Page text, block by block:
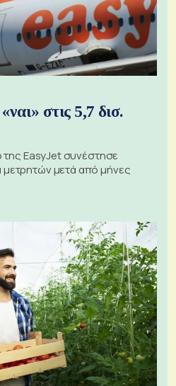
στις 5,7 δισ.
της EasyJet συνέστησε
μετά από μήνες